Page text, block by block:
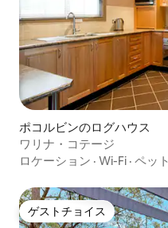
ポコルビンのログハウス
ワリナ・コテージ
ロケーション · Wi-Fi · ペット
ゲストチョイス
ゲストチョイス